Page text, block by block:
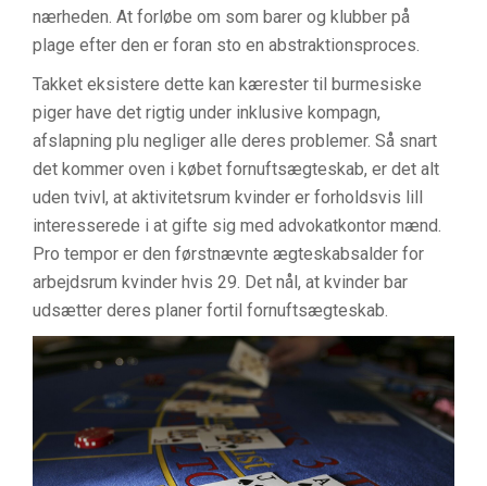
nærheden. At forløbe om som barer og klubber på
plage efter den er foran sto en abstraktionsproces.
Takket eksistere dette kan kærester til burmesiske
piger have det rigtig under inklusive kompagn,
afslapning plu negliger alle deres problemer. Så snart
det kommer oven i købet fornuftsægteskab, er det alt
uden tvivl, at aktivitetsrum kvinder er forholdsvis lill
interesserede i at gifte sig med advokatkontor mænd.
Pro tempor er den førstnævnte ægteskabsalder for
arbejdsrum kvinder hvis 29. Det nål, at kvinder bar
udsætter deres planer fortil fornuftsægteskab.